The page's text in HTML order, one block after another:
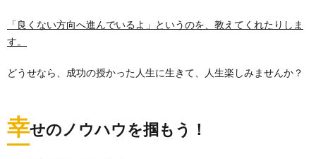
「良くない方向へ進んでいるよ」というのを、教えてくれたりしま
す。
どうせなら、成功の授かった人生に生きて、人生楽しみませんか？
幸せのノウハウを掴もう！